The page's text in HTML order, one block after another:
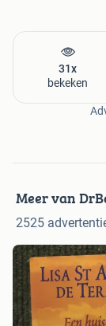
31x
bekeken
Meer van
2525